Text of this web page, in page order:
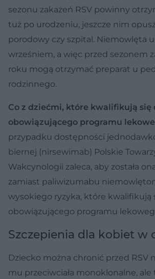
sezonu zakażeń RSV powinny
tuż po urodzeniu, jeszcze nim
porodowy czy szpital. Niemowlęta
wrześniem, a więc przed sezonem
roku mogą otrzymać preparat u
rodzinnego.
Co z dziećmi, które kwalifikują się
obowiązującego programu
przypadku dostępności
biernej (nirsewimab) Polskie
Wakcynologii zaleca, aby została
zamiast paliwizumabu
wysokiego ryzyka, które kwalifikują
obowiązującego programu
Szczepienia dla kobiet w
Dziecko można chronić przed RSV
mu przeciwciała monoklonalne,